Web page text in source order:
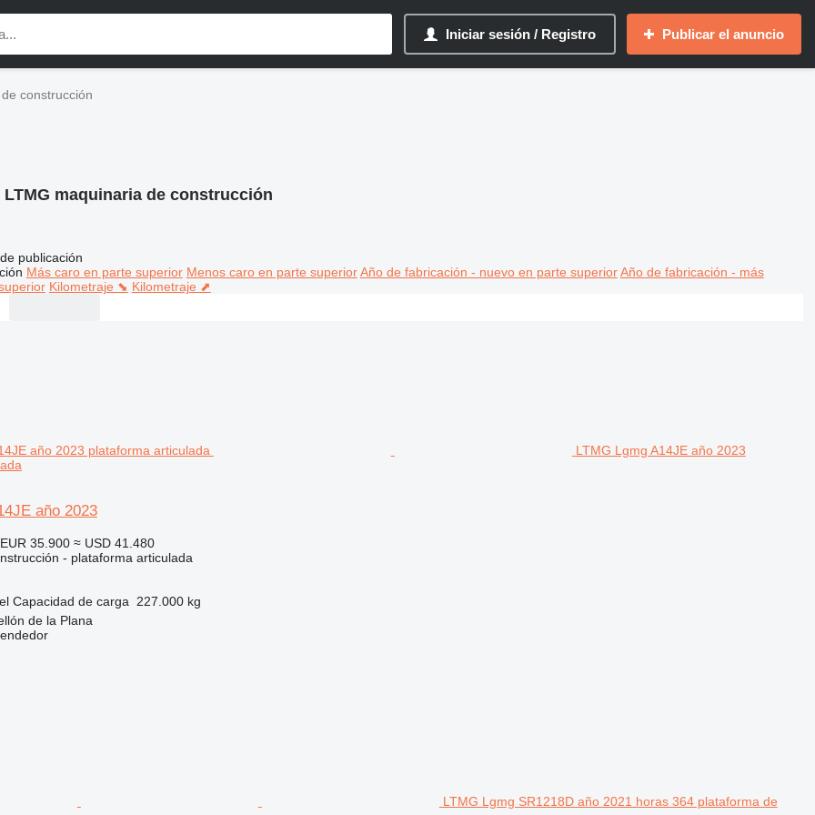
Iniciar sesión / Registro Publicar el anuncio
construcción
LTMG maquinaria de construcción
publicación
Más caro en parte superior Menos caro en parte superior Año de fabricación - nuevo en parte superior Año de fabricación - más
Kilometraje ⬊ Kilometraje ⬈
LTMG Lgmg A14JE año 2023
año 2023
EUR 35.900 ≈ USD 41.480
- plataforma articulada
Capacidad de carga
227.000 kg
de la Plana
LTMG Lgmg SR1218D año 2021 horas 364 plataforma de